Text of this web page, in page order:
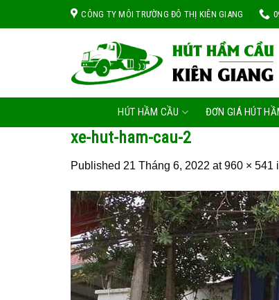
CÔNG TY MÔI TRƯỜNG ĐÔ THỊ KIÊN GIANG
HÚT HẦM CẦU ĐƠN GIÁ HÚT
xe-hut-ham-cau-2
Published 21 Tháng 6, 2022 at960 × 541